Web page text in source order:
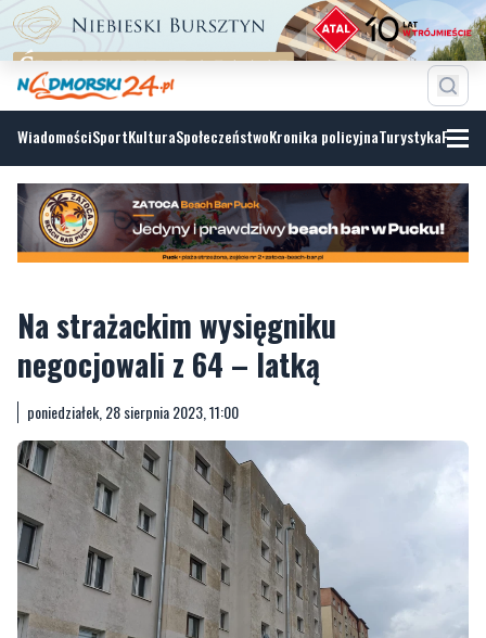
WiadomościSportKulturaSpołeczeństwoKronika policyjnaTurystyka
Na strażackim wysięgniku
poniedziałek, 28 sierpnia 2023, 11:00